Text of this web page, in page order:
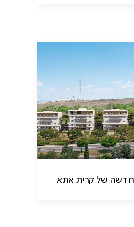
של קרית אתא